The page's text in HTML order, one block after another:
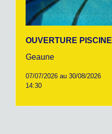
OUVERTURE PISCINE
Geaune
07/07/2026 au 30/08/2026
14:30